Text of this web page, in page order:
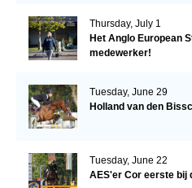
Thursday, July 1
Het Anglo European
medewerker!
Tuesday, June 29
Holland van den
Tuesday, June 22
AES'er Cor eerste bij